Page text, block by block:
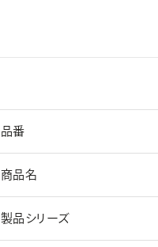
品番
商品名
製品シリーズ